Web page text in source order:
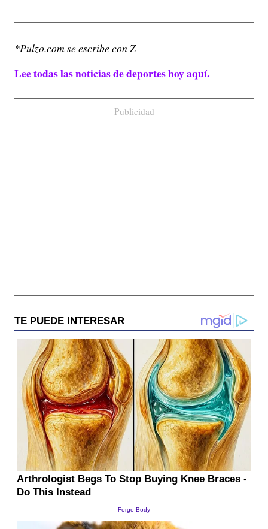
*Pulzo.com se escribe con Z
Lee todas las noticias de deportes hoy aquí.
Publicidad